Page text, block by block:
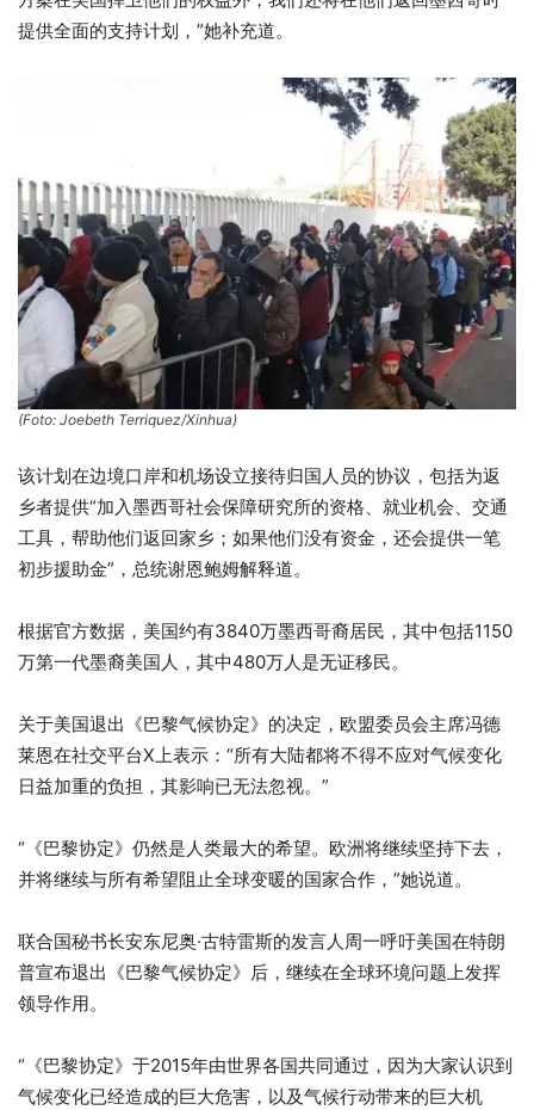
提供全面的支持计划，”她补充道。
(Foto: Joebeth Terriquez/Xinhua)
该计划在边境口岸和机场设立接待归国人员的协议，包括为返
乡者提供“加入墨西哥社会保障研究所的资格、就业机会、交通
工具，帮助他们返回家乡；如果他们没有资金，还会提供一笔
初步援助金”，总统谢恩鲍姆解释道。
根据官方数据，美国约有3840万墨西哥裔居民，其中包括1150
万第一代墨裔美国人，其中480万人是无证移民。
关于美国退出《巴黎气候协定》的决定，欧盟委员会主席冯德
莱恩在社交平台X上表示：“所有大陆都将不得不应对气候变化
日益加重的负担，其影响已无法忽视。”
“《巴黎协定》仍然是人类最大的希望。欧洲将继续坚持下去，
并将继续与所有希望阻止全球变暖的国家合作，”她说道。
联合国秘书长安东尼奥·古特雷斯的发言人周一呼吁美国在特朗
普宣布退出《巴黎气候协定》后，继续在全球环境问题上发挥
领导作用。
“《巴黎协定》于2015年由世界各国共同通过，因为大家认识到
气候变化已经造成的巨大危害，以及气候行动带来的巨大机